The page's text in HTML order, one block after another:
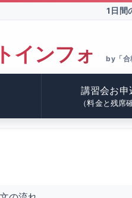
1日間
インフォ by「合
講習会お申
（料金と残席